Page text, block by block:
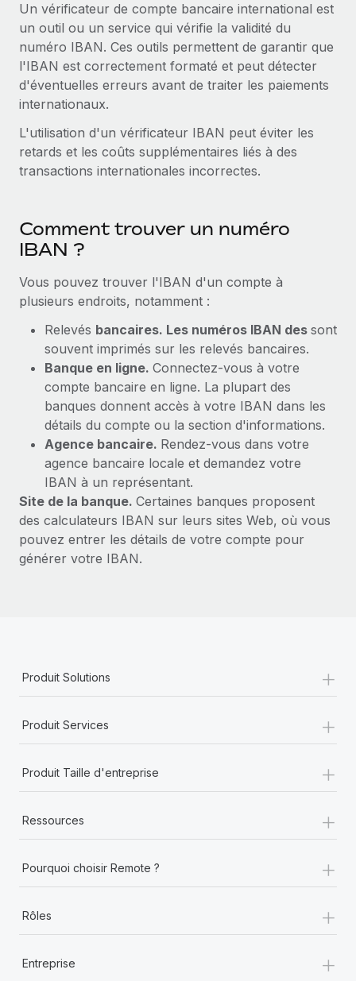
Organisez facilement le déménagement de vos
employés
Avantages sociaux
Gérez facilement les avantages sociaux
Mises à jour des produits de Remote :
Intégrations Gusto et Xero et Gestion des
freelances Plus
Remote a toujours pour mission d'aider les entreprises de
toute taille à embaucher, gérer et payer...
En savoir plus
Phiture, un leader notable du conseil en matière de
croissance mobile internationale, encourage les...
En savoir plus
Un vérificateur de compte bancaire international est
un outil ou un service qui vérifie la validité du
numéro IBAN. Ces outils permettent de garantir que
l'IBAN est correctement formaté et peut détecter
d'éventuelles erreurs avant de traiter les paiements
internationaux.
L'utilisation d'un vérificateur IBAN peut éviter les
retards et les coûts supplémentaires liés à des
transactions internationales incorrectes.
Comment trouver un numéro
IBAN ?
Vous pouvez trouver l'IBAN d'un compte à
plusieurs endroits, notamment :
Relevés bancaires. Les numéros IBAN des sont
souvent imprimés sur les relevés bancaires.
Banque en ligne. Connectez-vous à votre
compte bancaire en ligne. La plupart des
banques donnent accès à votre IBAN dans les
détails du compte ou la section d'informations.
Agence bancaire. Rendez-vous dans votre
agence bancaire locale et demandez votre
IBAN à un représentant.
Site de la banque. Certaines banques proposent
des calculateurs IBAN sur leurs sites Web, où vous
pouvez entrer les détails de votre compte pour
générer votre IBAN.
Produit Solutions +
Produit Services +
Produit Taille d'entreprise +
Ressources +
Pourquoi choisir Remote ? +
Rôles +
Entreprise +